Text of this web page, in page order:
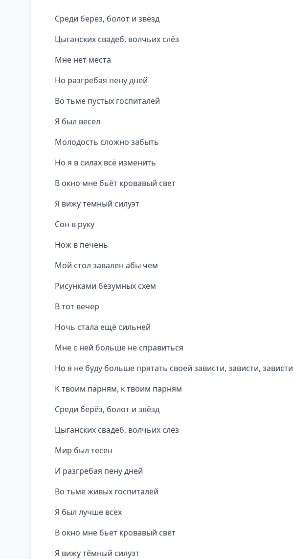
Среди берёз, болот и звёзд
Цыганских свадеб, волчьих слёз
Мне нет места
Но разгребая пену дней
Во тьме пустых госпиталей
Я был весел
Молодость сложно забыть
Но я в силах всё изменить
В окно мне бьёт кровавый свет
Я вижу тёмный силуэт
Сон в руку
Нож в печень
Мой стол завален абы чем
Рисунками безумных схем
В тот вечер
Ночь стала ещё сильней
Мне с ней больше не справиться
Но я не буду больше прятать своей зависти, зависти, зависти
К твоим парням, к твоим парням
Среди берёз, болот и звёзд
Цыганских свадеб, волчьих слёз
Мир был тесен
И разгребая пену дней
Во тьме живых госпиталей
Я был лучше всех
В окно мне бьёт кровавый свет
Я вижу тёмный силуэт